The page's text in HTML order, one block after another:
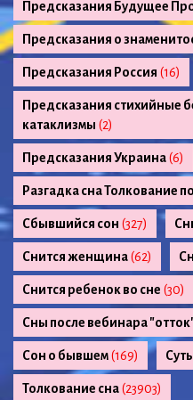
Предсказания Будущее
Предсказания о
Предсказания Россия (16)
Предсказания стихийные
катаклизмы (2)
Предсказания Украина(6)
Разгадка сна Толкование
Сбывшийся сон (327)
Снится женщина(62)
Снится ребенок во сне (30)
Сны после вебинара
Сон о бывшем(169)
Толкование сна(23903)